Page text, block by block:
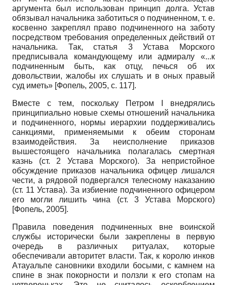
аргумента был использован принцип долга. Устав
обязывал начальника заботиться о подчиненном, т. е.
косвенно закреплял право подчиненного на заботу
посредством требования определенных действий от
начальника. Так, статья 3 Устава Морского
предписывала командующему или адмиралу «...к
подчиненным быть, как отцу, печься об их
довольствии, жалобы их слушать и в оных правый
суд иметь» [Фопель, 2005, с. 117].
Вместе с тем, поскольку Петром
внедрялись
принципиально новые схемы отношений начальника
и подчиненного, нормы иерархии поддерживались
санкциями, применяемыми к обеим сторонам
взаимодействия. За неисполнение приказов
вышестоящего начальника полагалась смертная
казнь (ст. 2 Устава Морского). За непристойное
обсуждение приказов начальника офицер лишался
чести, а рядовой подвергался телесному наказанию
(ст. 11 Устава). За избиение подчиненного офицером
его могли лишить чина (ст. 3 Устава Морского)
[Фопель, 2005].
Правила поведения подчиненных вне воинской
службы исторически были закреплены в первую
очередь в различных ритуалах, которые
обеспечивали авторитет власти. Так, к королю инков
Атауальпе сановники входили босыми, с камнем на
спине в знак покорности и ползли к его стопам на